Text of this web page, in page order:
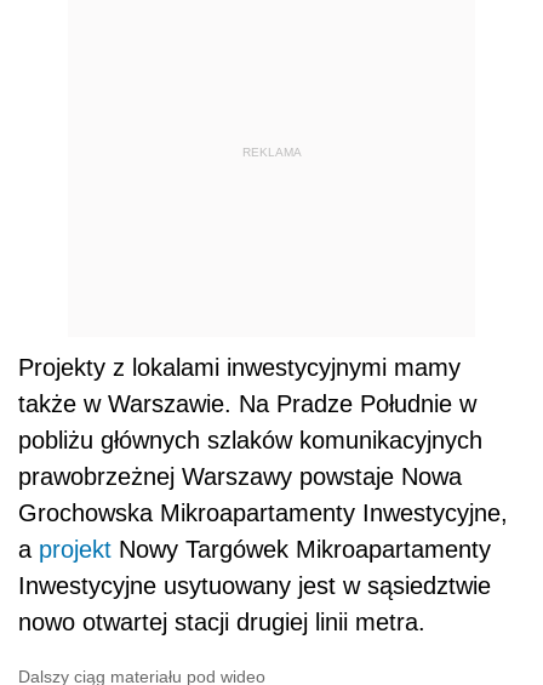
REKLAMA
Projekty z lokalami inwestycyjnymi mamy
także w Warszawie. Na Pradze Południe w
pobliżu głównych szlaków komunikacyjnych
prawobrzeżnej Warszawy powstaje Nowa
Grochowska Mikroapartamenty Inwestycyjne,
a projekt Nowy Targówek Mikroapartamenty
Inwestycyjne usytuowany jest w sąsiedztwie
nowo otwartej stacji drugiej linii metra.
Dalszy ciąg materiału pod wideo